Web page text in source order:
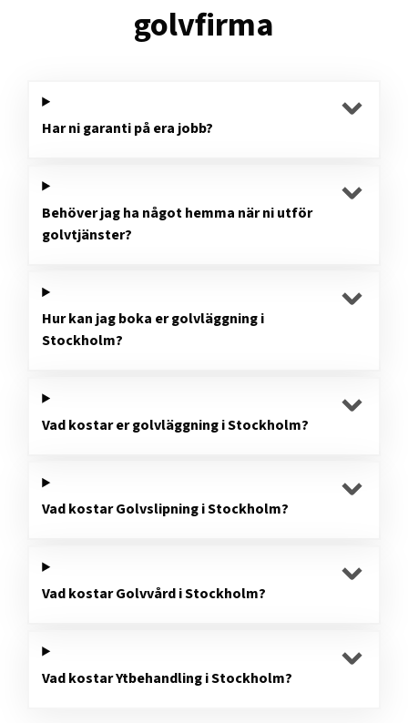
golvfirma
Har ni garanti på era jobb?
Behöver jag ha något hemma när ni utför
golvtjänster?
Hur kan jag boka er golvläggning i
Stockholm?
Vad kostar er golvläggning i Stockholm?
Vad kostar Golvslipning i Stockholm?
Vad kostar Golvvård i Stockholm?
Vad kostar Ytbehandling i Stockholm?